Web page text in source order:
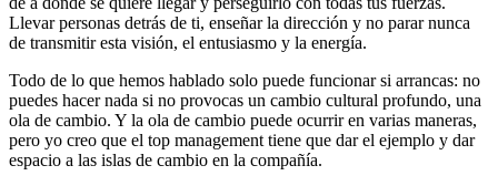
Llevar personas detrás de ti, enseñar la dirección y no parar nunca
de transmitir esta visión, el entusiasmo y la energía.
Todo de lo que hemos hablado solo puede funcionar si arrancas: no
puedes hacer nada si no provocas un cambio cultural profundo, una
ola de cambio. Y la ola de cambio puede ocurrir en varias maneras,
pero yo creo que el top management tiene que dar el ejemplo y dar
espacio a las islas de cambio en la compañía.